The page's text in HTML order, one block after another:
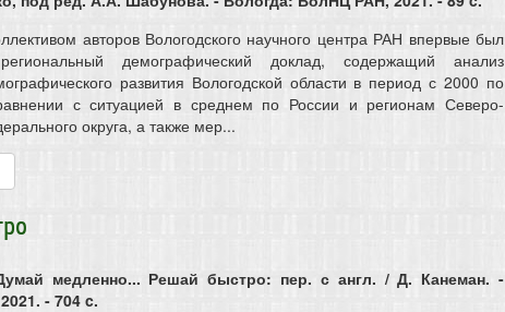
авторов Вологодского научного центра РАН впервые был
демографический доклад, содержащий анализ
развития Вологодской области в период с 2000 по
с ситуацией в среднем по России и регионам Северо-
округа, а также мер...
медленно... Решай быстро: пер. с англ. / Д. Канеман. -
- 704 c.